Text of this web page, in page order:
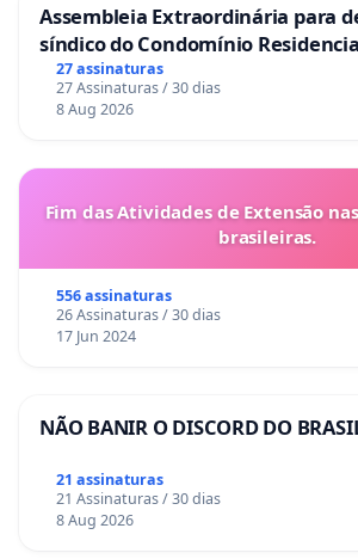
Assembleia Extraordinária para
síndico do Condomínio
La Casa
27 assinaturas
27 Assinaturas / 30 dias
8 Aug 2026
Fim das Atividades de Extensão
brasileiras.
556 assinaturas
26 Assinaturas / 30 dias
17 Jun 2024
NÃO BANIR O DISCORD DO
21 assinaturas
21 Assinaturas / 30 dias
8 Aug 2026